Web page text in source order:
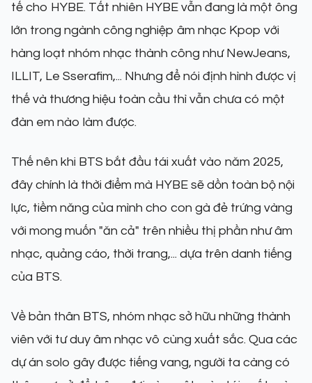
tế cho HYBE. Tất nhiên HYBE vẫn đang là một ông
lớn trong ngành công nghiệp âm nhạc Kpop với
hàng loạt nhóm nhạc thành công như NewJeans,
ILLIT, Le Sserafim,... Nhưng để nói định hình được vị
thế và thương hiệu toàn cầu thì vẫn chưa có một
đàn em nào làm được.
Thế nên khi BTS bắt đầu tái xuất vào năm 2025,
đây chính là thời điểm mà HYBE sẽ dồn toàn bộ nội
lực, tiềm năng của mình cho con gà đẻ trứng vàng
với mong muốn "ăn cả" trên nhiều thị phần như âm
nhạc, quảng cáo, thời trang,... dựa trên danh tiếng
của BTS.
Về bản thân BTS, nhóm nhạc sở hữu những thành
viên với tư duy âm nhạc vô cùng xuất sắc. Qua các
dự án solo gây được tiếng vang, người ta càng có